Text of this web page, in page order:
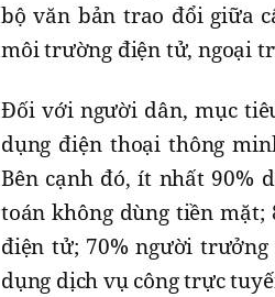
bộ văn bản trao đổi giữa
môi trường điện tử, ngoại
Đối với người dân, mục
dụng điện thoại thông
Bên cạnh đó, ít nhất 90%
toán không dùng tiền mặt;
điện tử; 70% người
dụng dịch vụ công trực